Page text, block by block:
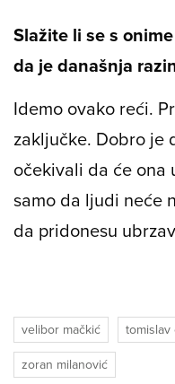
Slažite li se s
da je današnja
Idemo ovako reći.
zaključke. Dobro je
očekivali da će ona
samo da ljudi neće
da pridonesu
velibor mačkić tomislav
zoran milanović